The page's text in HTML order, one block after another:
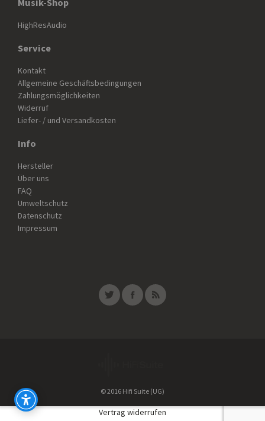
Musik-Shop
HighResAudio
Service
Kontakt
Allgemeine Geschäftsbedingungen
Zahlungsmöglichkeiten
Widerruf
Liefer- / und Versandkosten
Info
Hersteller
Über uns
FAQ
Umweltschutz
Datenschutz
Impressum
© 2016 Hifi Suite (UG)
Vertrag widerrufen